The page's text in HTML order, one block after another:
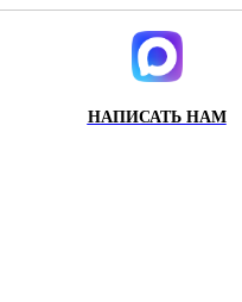
НАПИСАТЬ НАМ